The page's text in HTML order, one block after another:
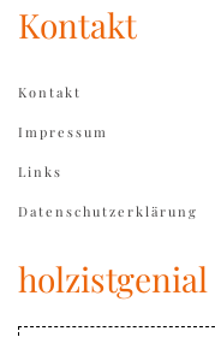
Kontakt
Kontakt
Impressum
Links
Datenschutzerklärung
holzistgenial